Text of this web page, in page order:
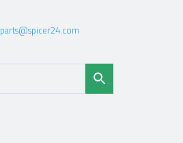
parts@spicer24.com